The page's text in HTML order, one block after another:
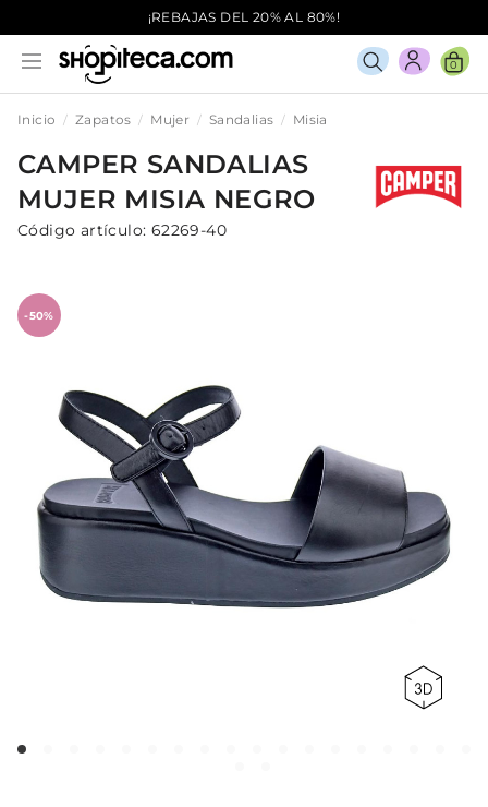
¡REBAJAS DEL 20% AL 80%!
0
Inicio Zapatos Mujer Sandalias Misia
CAMPER SANDALIAS
MUJER MISIA NEGRO
Código artículo: 62269-40
-50%